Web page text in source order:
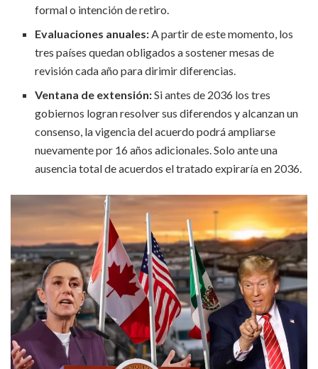
formal o intención de retiro.
Evaluaciones anuales:A partir de este momento, los
tres países quedan obligados a sostener mesas de
revisión cada año para dirimir diferencias.
Ventana de extensión:Si antes de 2036 los tres
gobiernos logran resolver sus diferendos y alcanzan un
consenso, la vigencia del acuerdo podrá ampliarse
nuevamente por 16 años adicionales. Solo ante una
ausencia total de acuerdos el tratado expiraría en 2036.